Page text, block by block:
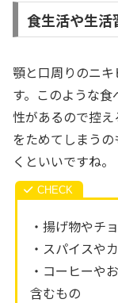
食生活や生活
顎と口周りのニ
す。このような
性があるので控
をためてしまう
くといいですね。
・揚げ物やチ
・スパイスや
・コーヒーや
含むもの